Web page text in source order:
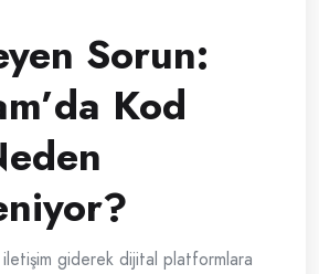
Sorun:
Kod
giderek dijital platformlara